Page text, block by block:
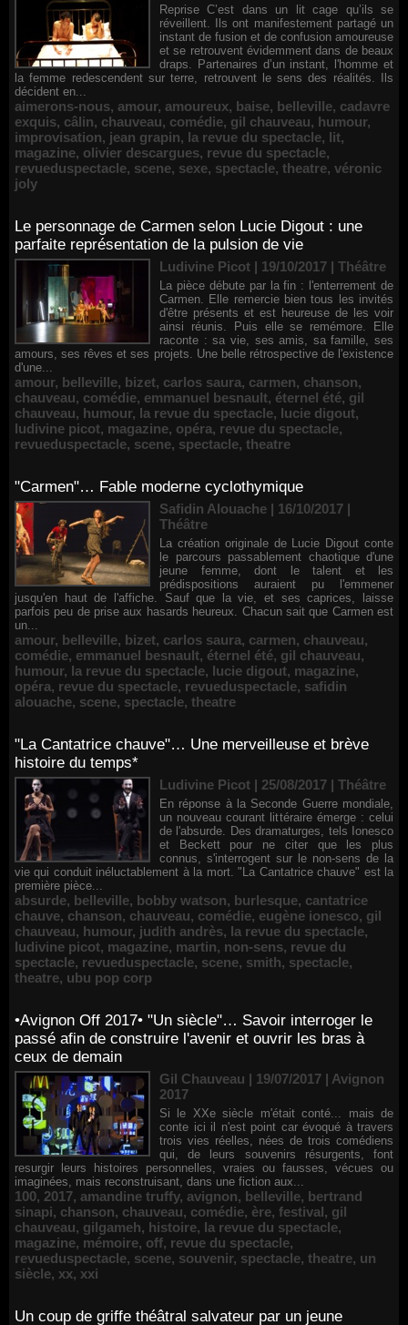
Reprise C’est dans un lit cage qu’ils se
réveillent. Ils ont manifestement partagé un
instant de fusion et de confusion amoureuse
et se retrouvent évidemment dans de beaux
draps. Partenaires d’un instant, l'homme et
la femme redescendent sur terre, retrouvent le sens des réalités. Ils
décident en...
aimerons-nous, amour, amoureux, baise, belleville, cadavre
exquis, câlin, chauveau, comédie, gil chauveau, humour,
improvisation, jean grapin, la revue du spectacle, lit,
magazine, olivier descargues, revue du spectacle,
revueduspectacle, scene, sexe, spectacle, theatre, véronic
joly
Le personnage de Carmen selon Lucie Digout : une
parfaite représentation de la pulsion de vie
Ludivine Picot | 19/10/2017 | Théâtre
La pièce débute par la fin : l'enterrement de
Carmen. Elle remercie bien tous les invités
d'être présents et est heureuse de les voir
ainsi réunis. Puis elle se remémore. Elle
raconte : sa vie, ses amis, sa famille, ses
amours, ses rêves et ses projets. Une belle rétrospective de l'existence
d'une...
amour, belleville, bizet, carlos saura, carmen, chanson,
chauveau, comédie, emmanuel besnault, éternel été, gil
chauveau, humour, la revue du spectacle, lucie digout,
ludivine picot, magazine, opéra, revue du spectacle,
revueduspectacle, scene, spectacle, theatre
"Carmen"… Fable moderne cyclothymique
Safidin Alouache | 16/10/2017 |
Théâtre
La création originale de Lucie Digout conte
le parcours passablement chaotique d'une
jeune femme, dont le talent et les
prédispositions auraient pu l'emmener
jusqu'en haut de l'affiche. Sauf que la vie, et ses caprices, laisse
parfois peu de prise aux hasards heureux. Chacun sait que Carmen est
un...
amour, belleville, bizet, carlos saura, carmen, chauveau,
comédie, emmanuel besnault, éternel été, gil chauveau,
humour, la revue du spectacle, lucie digout, magazine,
opéra, revue du spectacle, revueduspectacle, safidin
alouache, scene, spectacle, theatre
"La Cantatrice chauve"… Une merveilleuse et brève
histoire du temps*
Ludivine Picot | 25/08/2017 | Théâtre
En réponse à la Seconde Guerre mondiale,
un nouveau courant littéraire émerge : celui
de l'absurde. Des dramaturges, tels Ionesco
et Beckett pour ne citer que les plus
connus, s'interrogent sur le non-sens de la
vie qui conduit inéluctablement à la mort. "La Cantatrice chauve" est la
première pièce...
absurde, belleville, bobby watson, burlesque, cantatrice
chauve, chanson, chauveau, comédie, eugène ionesco, gil
chauveau, humour, judith andrès, la revue du spectacle,
ludivine picot, magazine, martin, non-sens, revue du
spectacle, revueduspectacle, scene, smith, spectacle,
theatre, ubu pop corp
•Avignon Off 2017• "Un siècle"… Savoir interroger le
passé afin de construire l'avenir et ouvrir les bras à
ceux de demain
Gil Chauveau | 19/07/2017 | Avignon
2017
Si le XXe siècle m'était conté... mais de
conte ici il n'est point car évoqué à travers
trois vies réelles, nées de trois comédiens
qui, de leurs souvenirs résurgents, font
resurgir leurs histoires personnelles, vraies ou fausses, vécues ou
imaginées, mais reconstruisant, dans une fiction aux...
100, 2017, amandine truffy, avignon, belleville, bertrand
sinapi, chanson, chauveau, comédie, ère, festival, gil
chauveau, gilgameh, histoire, la revue du spectacle,
magazine, mémoire, off, revue du spectacle,
revueduspectacle, scene, souvenir, spectacle, theatre, un
siècle, xx, xxi
Un coup de griffe théâtral salvateur par un jeune